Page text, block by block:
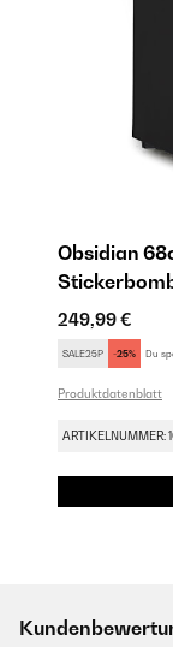
Obsidian
249,99 €
SALE25P -25% Du
Produktdatenblatt
ARTIKELNUMMER: